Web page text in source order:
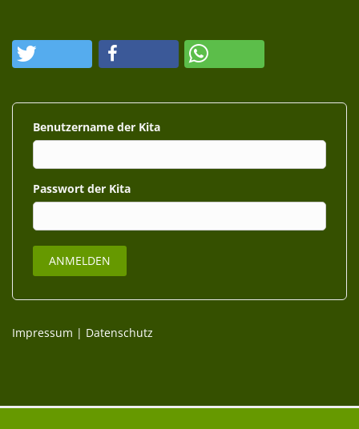
Benutzername
Passwort
Impressum | Datenschutz